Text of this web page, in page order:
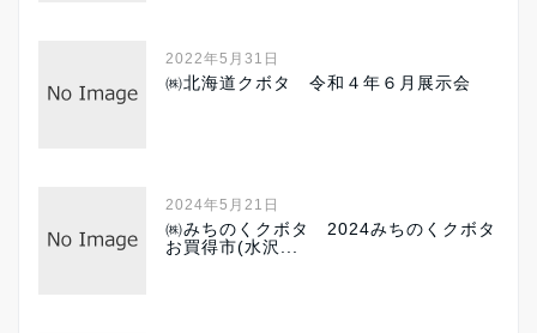
2022年5月31日
㈱北海道クボタ 令和４年６月展示会
2024年5月21日
㈱みちのくクボタ 2024みちのくクボタ
お買得市(水沢...